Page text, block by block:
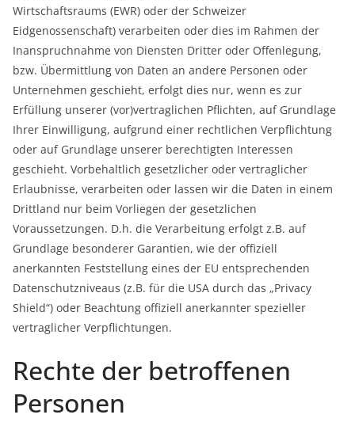
Wirtschaftsraums (EWR) oder der Schweizer
Eidgenossenschaft) verarbeiten oder dies im Rahmen der
Inanspruchnahme von Diensten Dritter oder Offenlegung,
bzw. Übermittlung von Daten an andere Personen oder
Unternehmen geschieht, erfolgt dies nur, wenn es zur
Erfüllung unserer (vor)vertraglichen Pflichten, auf Grundlage
Ihrer Einwilligung, aufgrund einer rechtlichen Verpflichtung
oder auf Grundlage unserer berechtigten Interessen
geschieht. Vorbehaltlich gesetzlicher oder vertraglicher
Erlaubnisse, verarbeiten oder lassen wir die Daten in einem
Drittland nur beim Vorliegen der gesetzlichen
Voraussetzungen. D.h. die Verarbeitung erfolgt z.B. auf
Grundlage besonderer Garantien, wie der offiziell
anerkannten Feststellung eines der EU entsprechenden
Datenschutzniveaus (z.B. für die USA durch das „Privacy
Shield“) oder Beachtung offiziell anerkannter spezieller
vertraglicher Verpflichtungen.
Rechte der betroffenen
Personen